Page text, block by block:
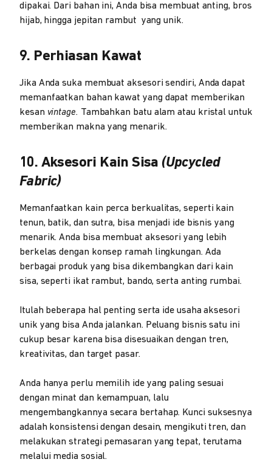
dipakai. Dari bahan ini, Anda bisa membuat anting, bros
hijab, hingga jepitan rambut yang unik.
9. Perhiasan Kawat
Jika Anda suka membuat aksesori sendiri, Anda dapat
memanfaatkan bahan kawat yang dapat memberikan
kesan vintage. Tambahkan batu alam atau kristal untuk
memberikan makna yang menarik.
10. Aksesori Kain Sisa (Upcycled
Fabric)
Memanfaatkan kain perca berkualitas, seperti kain
tenun, batik, dan sutra, bisa menjadi ide bisnis yang
menarik. Anda bisa membuat aksesori yang lebih
berkelas dengan konsep ramah lingkungan. Ada
berbagai produk yang bisa dikembangkan dari kain
sisa, seperti ikat rambut, bando, serta anting rumbai.
Itulah beberapa hal penting serta ide usaha aksesori
unik yang bisa Anda jalankan. Peluang bisnis satu ini
cukup besar karena bisa disesuaikan dengan tren,
kreativitas, dan target pasar.
Anda hanya perlu memilih ide yang paling sesuai
dengan minat dan kemampuan, lalu
mengembangkannya secara bertahap. Kunci suksesnya
adalah konsistensi dengan desain, mengikuti tren, dan
melakukan strategi pemasaran yang tepat, terutama
melalui media sosial.